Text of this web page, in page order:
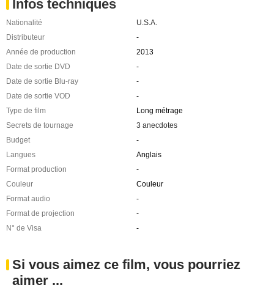
Infos techniques
Nationalité
U.S.A.
Distributeur
-
Année de production
2013
Date de sortie DVD
-
Date de sortie Blu-ray
-
Date de sortie VOD
-
Type de film
Long métrage
Secrets de tournage
3 anecdotes
Budget
-
Langues
Anglais
Format production
-
Couleur
Couleur
Format audio
-
Format de projection
-
N° de Visa
-
Si vous aimez ce film, vous pourriez
aimer ...